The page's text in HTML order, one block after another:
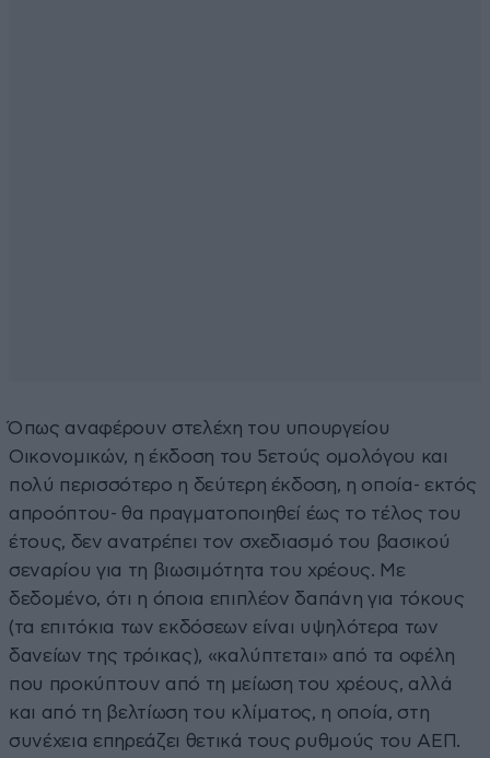
Όπως αναφέρουν στελέχη του υπουργείου
Οικονομικών, η έκδοση του 5ετούς ομολόγου και
πολύ περισσότερο η δεύτερη έκδοση, η οποία- εκτός
απροόπτου- θα πραγματοποιηθεί έως το τέλος του
έτους, δεν ανατρέπει τον σχεδιασμό του βασικού
σεναρίου για τη βιωσιμότητα του χρέους. Με
δεδομένο, ότι η όποια επιπλέον δαπάνη για τόκους
(τα επιτόκια των εκδόσεων είναι υψηλότερα των
δανείων της τρόικας), «καλύπτεται» από τα οφέλη
που προκύπτουν από τη μείωση του χρέους, αλλά
και από τη βελτίωση του κλίματος, η οποία, στη
συνέχεια επηρεάζει θετικά τους ρυθμούς του ΑΕΠ.